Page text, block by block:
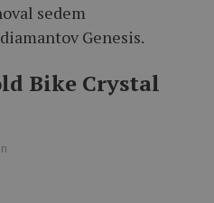
sedem
Genesis.
Bike Crystal